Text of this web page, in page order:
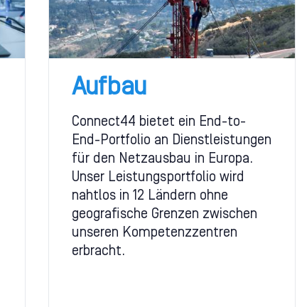
Aufbau
Connect44 bietet ein End-to-
End-Portfolio an Dienstleistungen
für den Netzausbau in Europa.
Unser Leistungsportfolio wird
nahtlos in 12 Ländern ohne
geografische Grenzen zwischen
unseren Kompetenzzentren
erbracht.